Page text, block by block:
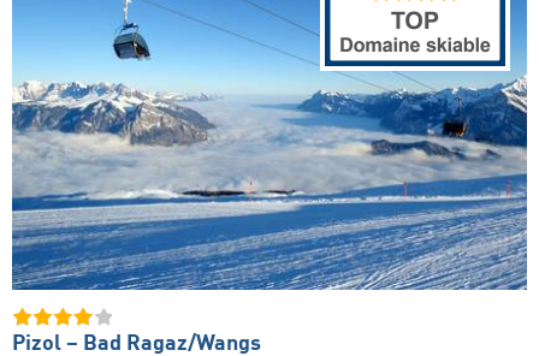
Pizol – Bad Ragaz/​Wangs